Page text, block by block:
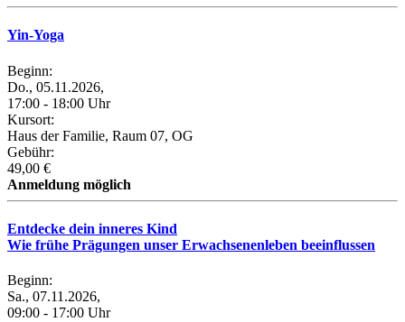
Yin-Yoga
Beginn:
Do., 05.11.2026,
17:00 - 18:00 Uhr
Kursort:
Haus der Familie, Raum 07, OG
Gebühr:
49,00 €
Anmeldung möglich
Entdecke dein inneres Kind
Wie frühe Prägungen unser Erwachsenenleben beeinflussen
Beginn:
Sa., 07.11.2026,
09:00 - 17:00 Uhr